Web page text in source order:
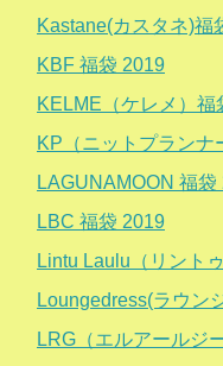
Kastane(カスタネ)福
KBF 福袋 2019
KELME（ケレメ）福
KP（ニットプランナ
LAGUNAMOON 福袋
LBC 福袋 2019
Lintu Laulu（リント
Loungedress(ラウン
LRG（エルアールジ